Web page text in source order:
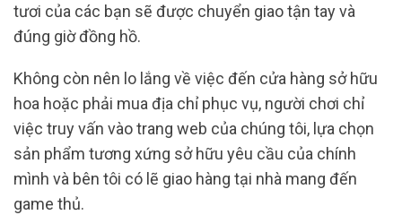
tươi của các bạn sẽ được chuyển giao tận tay và
đúng giờ đồng hồ.
Không còn nên lo lắng về việc đến cửa hàng sở hữu
hoa hoặc phải mua địa chỉ phục vụ, người chơi chỉ
việc truy vấn vào trang web của chúng tôi, lựa chọn
sản phẩm tương xứng sở hữu yêu cầu của chính
mình và bên tôi có lẽ giao hàng tại nhà mang đến
game thủ.